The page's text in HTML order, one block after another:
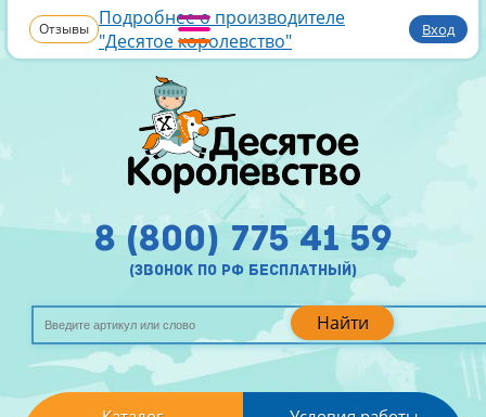
Отзывы Подробнее о производителе
"Десятое королевство"
Вход
Найти
8 (800) 775 41 59
(звонок по рф бесплатный)